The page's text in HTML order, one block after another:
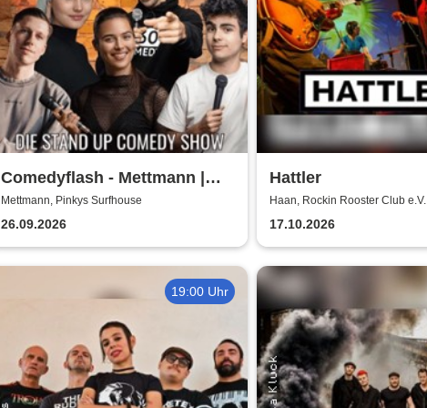
Comedyflash - Mettmann |
Pinkys Surfhouse
Mettmann, Pinkys Surfhouse
26.09.2026
Hattler
Haan, Rockin Rooster Club e.V.
17.10.2026
19:00 Uhr